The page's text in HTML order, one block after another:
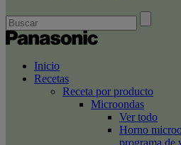
Inicio
Recetas
Receta por producto
Microondas
Ver todo
Horno
programa de